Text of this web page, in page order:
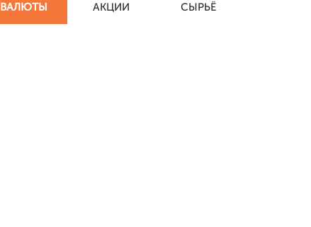
ВАЛЮТЫ АКЦИИ СЫРЬЁ